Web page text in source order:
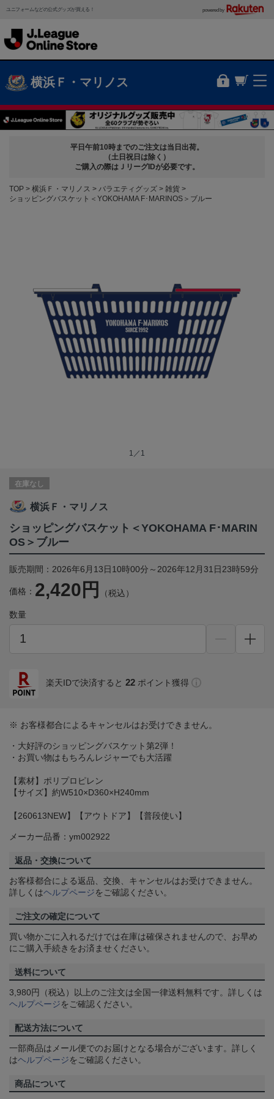
ユニフォームなどの公式グッズが買える！ powered by
横浜Ｆ・マリノス
平日午前10時までのご注文は当日出荷。
（土日祝日は除く）
ご購入の際はＪリーグIDが必要です。
TOP 横浜Ｆ・マリノス バラエティグッズ
雑貨
ショッピングバスケット＜YOKOHAMA F･MARINOS＞ブルー
1／1
在庫なし
横浜Ｆ・マリノス
ショッピングバスケット＜YOKOHAMA F･MARIN
OS＞ブルー
販売期間：2026年6月13日10時00分～2026年12月31日23時59分
価格： 2,420円 （税込）
数量
楽天IDで決済すると 22 ポイント獲得
※ お客様都合によるキャンセルはお受けできません。
・大好評のショッピングバスケット第2弾！
・お買い物はもちろんレジャーでも大活躍
【素材】ポリプロピレン
【サイズ】約W510×D360×H240mm
【260613NEW】【アウトドア】【普段使い】
メーカー品番：ym002922
返品・交換について
お客様都合による返品、交換、キャンセルはお受けできません。
詳しくはヘルプページをご確認ください。
ご注文の確定について
買い物かごに入れるだけでは在庫は確保されませんので、お早め
にご購入手続きをお済ませください。
送料について
3,980円（税込）以上のご注文は全国一律送料無料です。詳しくは
ヘルプページをご確認ください。
配送方法について
一部商品はメール便でのお届けとなる場合がございます。詳しく
はヘルプページをご確認ください。
商品について